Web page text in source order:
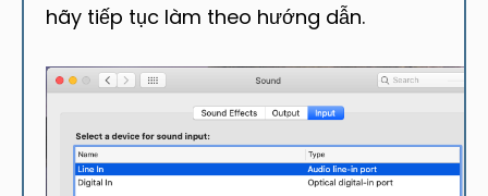
hãy tiếp tục làm theo hướng dẫn.